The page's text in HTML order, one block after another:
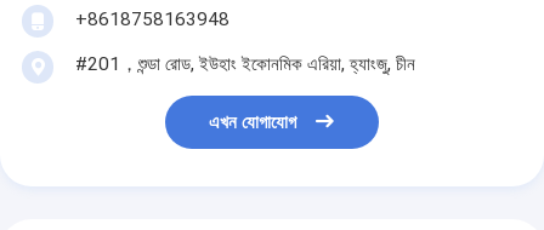
+8618758163948
#201，শুন্ডা রোড, ইউহাং ইকোনমিক এরিয়া, হ্যাংজু, চীন
এখন যোগাযোগ